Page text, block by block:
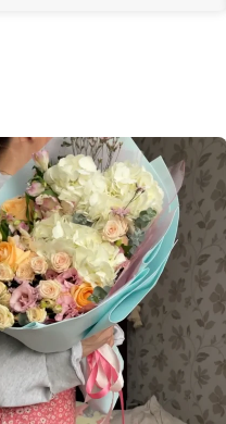
из популярных
и МО
Новгород